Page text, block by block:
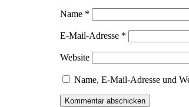
Name *
E-Mail-Adresse *
Website
Name, E-Mail-Adresse und